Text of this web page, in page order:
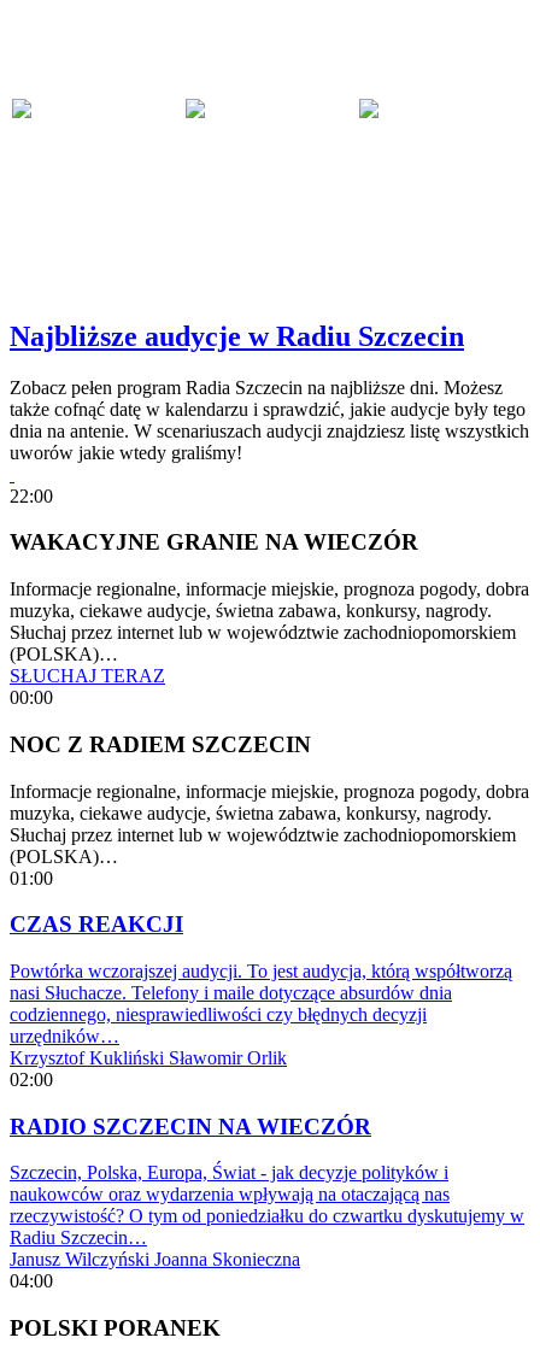
Najbliższe audycje w Radiu Szczecin
Zobacz pełen program Radia Szczecin na najbliższe dni. Możesz
także cofnąć datę w kalendarzu i sprawdzić, jakie audycje były tego
dnia na antenie. W scenariuszach audycji znajdziesz listę wszystkich
uworów jakie wtedy graliśmy!
22:00
WAKACYJNE GRANIE NA WIECZÓR
Informacje regionalne, informacje miejskie, prognoza pogody, dobra
muzyka, ciekawe audycje, świetna zabawa, konkursy, nagrody.
Słuchaj przez internet lub w województwie zachodniopomorskiem
(POLSKA)…
SŁUCHAJ TERAZ
00:00
NOC Z RADIEM SZCZECIN
Informacje regionalne, informacje miejskie, prognoza pogody, dobra
muzyka, ciekawe audycje, świetna zabawa, konkursy, nagrody.
Słuchaj przez internet lub w województwie zachodniopomorskiem
(POLSKA)…
01:00
CZAS REAKCJI
Powtórka wczorajszej audycji. To jest audycja, którą współtworzą
nasi Słuchacze. Telefony i maile dotyczące absurdów dnia
codziennego, niesprawiedliwości czy błędnych decyzji
urzędników…
Krzysztof Kukliński Sławomir Orlik
02:00
RADIO SZCZECIN NA WIECZÓR
Szczecin, Polska, Europa, Świat - jak decyzje polityków i
naukowców oraz wydarzenia wpływają na otaczającą nas
rzeczywistość? O tym od poniedziałku do czwartku dyskutujemy w
Radiu Szczecin…
Janusz Wilczyński Joanna Skonieczna
04:00
POLSKI PORANEK